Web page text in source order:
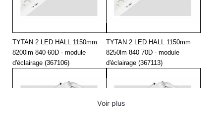
TYTAN 2 LED HALL 1150mm
8200lm 840 60D - module
d'éclairage (367106)
TYTAN 2 LED HALL 1150mm
8250lm 840 70D - module
d'éclairage (367113)
Voir plus